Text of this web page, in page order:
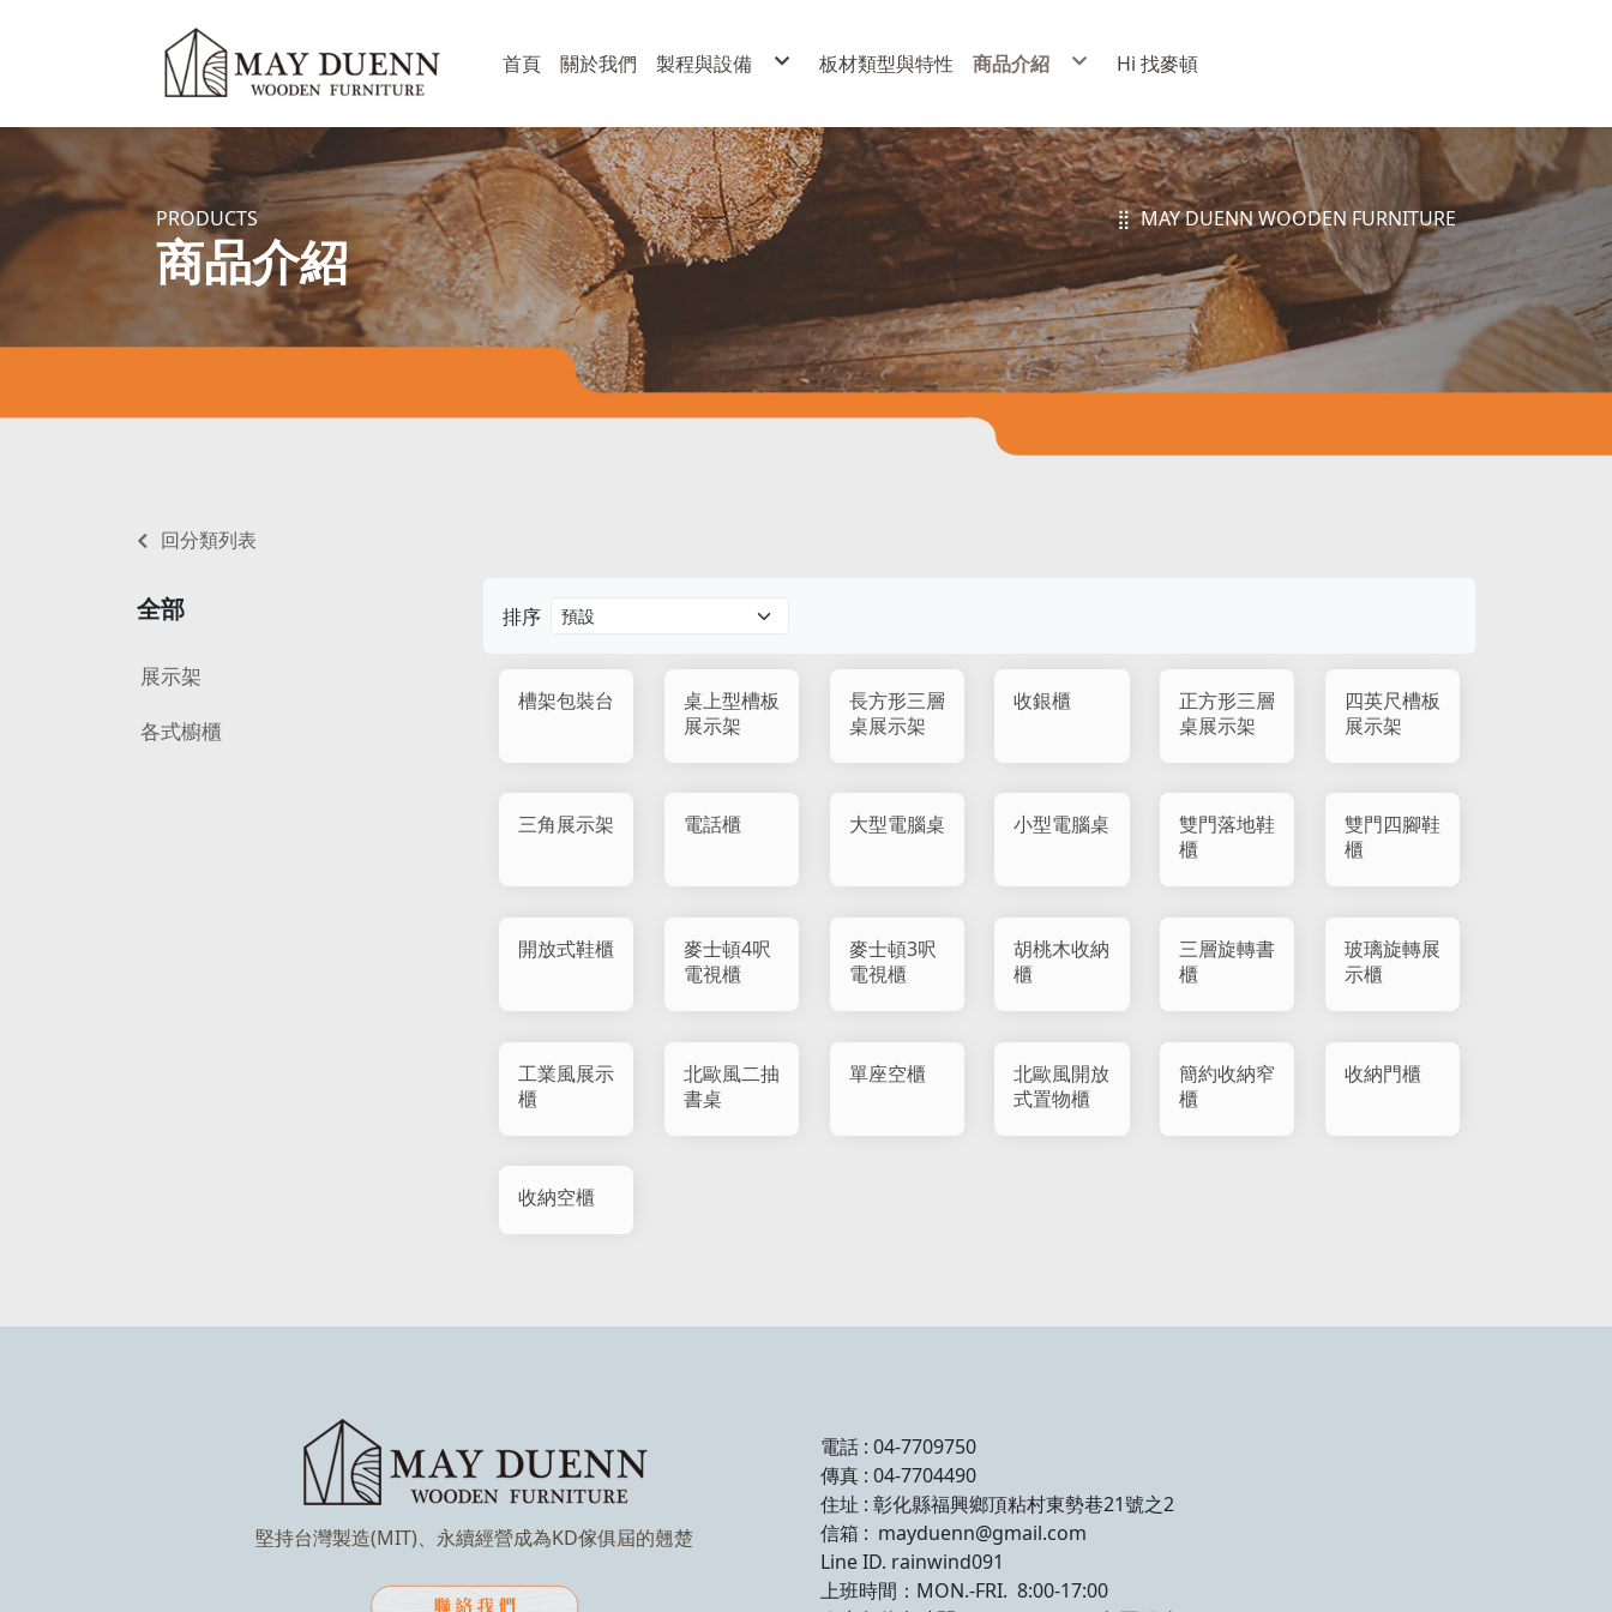
首頁 關於我們 製程與設備 板材類型與特性 商品介紹 Hi 找麥頓
PRODUCTS
商品介紹
⣿ MAY DUENN WOODEN FURNITURE
回分類列表
排序
槽架包裝台
桌上型槽板
展示架
長方形三層
桌展示架
收銀櫃
正方形三層
桌展示架
四英尺槽板
展示架
三角展示架 電話櫃 大型電腦桌 小型電腦桌
雙門落地鞋
櫃
雙門四腳鞋
櫃
開放式鞋櫃
麥士頓4呎
電視櫃
麥士頓3呎
電視櫃
胡桃木收納
櫃
三層旋轉書
櫃
玻璃旋轉展
示櫃
工業風展示
櫃
北歐風二抽
書桌
單座空櫃
北歐風開放
式置物櫃
簡約收納窄
櫃
收納門櫃
收納空櫃
全部
展示架
各式櫥櫃
堅持台灣製造(MIT)、永續經營成為KD傢俱屆的翹楚
電話 : 04-7709750
傳真 : 04-7704490
住址 : 彰化縣福興鄉頂粘村東勢巷21號之2
信箱 : mayduenn@gmail.com
Line ID. rainwind091
上班時間：MON.-FRI. 8:00-17:00